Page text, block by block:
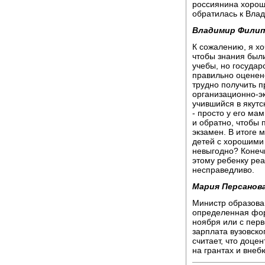
россиянина
обратилась к
Владимир
К сожалению, я
чтобы знания
учебы, но
правильно
трудно получить
организационно-
учившийся в
- просто у его
и обратно, чтобы
экзамен. В итоге
детей с
невыгодно?
этому ребенку
несправедливо.
Мария
Министр
определенная
ноября или с
зарплата
считает, что
на грантах и